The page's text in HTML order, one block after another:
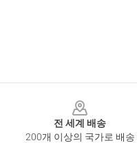
전 세계 배송
200개 이상의 국가로 배송